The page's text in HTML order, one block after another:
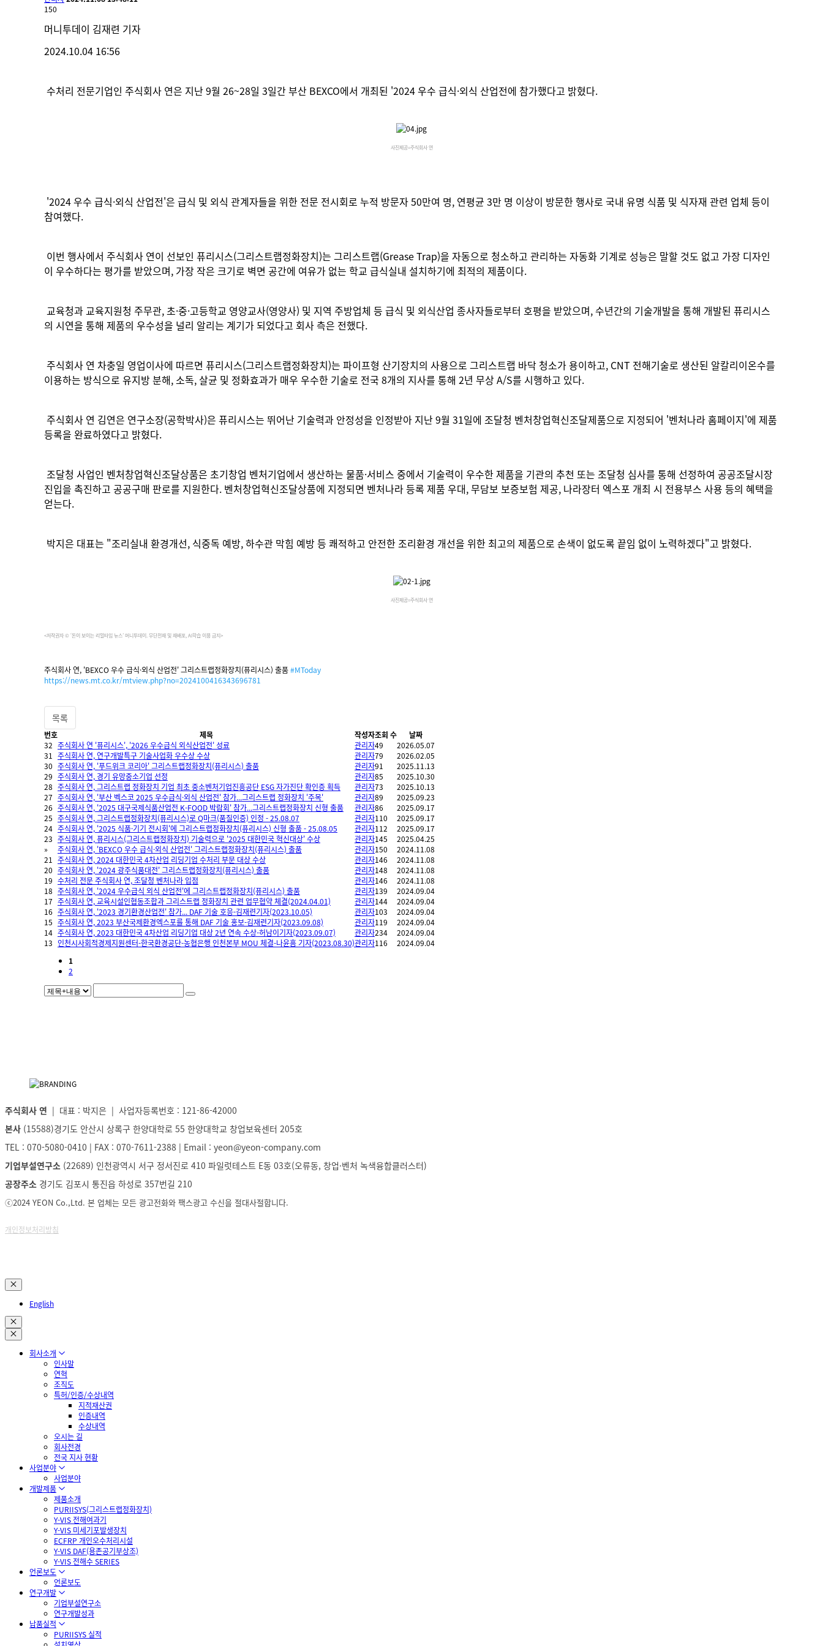
150
머니투데이 김재련 기자
2024.10.04 16:56
수처리 전문기업인 주식회사 연은 지난 9월 26~28일 3일간 부산 BEXCO에서 개최된 '2024 우수 급식·외식 산업전에 참가했다고 밝혔다.
사진제공=주식회사 연
'2024 우수 급식·외식 산업전'은 급식 및 외식 관계자들을 위한 전문 전시회로 누적 방문자 50만여 명, 연평균 3만 명 이상이 방문한 행사로 국내 유명 식품 및 식자재 관련 업체 등이
참여했다.
이번 행사에서 주식회사 연이 선보인 퓨리시스(그리스트랩정화장치)는 그리스트랩(Grease Trap)을 자동으로 청소하고 관리하는 자동화 기계로 성능은 말할 것도 없고 가장 디자인
이 우수하다는 평가를 받았으며, 가장 작은 크기로 벽면 공간에 여유가 없는 학교 급식실내 설치하기에 최적의 제품이다.
교육청과 교육지원청 주무관, 초·중·고등학교 영양교사(영양사) 및 지역 주방업체 등 급식 및 외식산업 종사자들로부터 호평을 받았으며, 수년간의 기술개발을 통해 개발된 퓨리시스
의 시연을 통해 제품의 우수성을 널리 알리는 계기가 되었다고 회사 측은 전했다.
주식회사 연 차충일 영업이사에 따르면 퓨리시스(그리스트랩정화장치)는 파이프형 산기장치의 사용으로 그리스트랩 바닥 청소가 용이하고, CNT 전해기술로 생산된 알칼리이온수를
이용하는 방식으로 유지방 분해, 소독, 살균 및 정화효과가 매우 우수한 기술로 전국 8개의 지사를 통해 2년 무상 A/S를 시행하고 있다.
주식회사 연 김연은 연구소장(공학박사)은 퓨리시스는 뛰어난 기술력과 안정성을 인정받아 지난 9월 31일에 조달청 벤처창업혁신조달제품으로 지정되어 '벤처나라 홈페이지'에 제품
등록을 완료하였다고 밝혔다.
조달청 사업인 벤처창업혁신조달상품은 초기창업 벤처기업에서 생산하는 물품·서비스 중에서 기술력이 우수한 제품을 기관의 추천 또는 조달청 심사를 통해 선정하여 공공조달시장
진입을 촉진하고 공공구매 판로를 지원한다. 벤처창업혁신조달상품에 지정되면 벤처나라 등록 제품 우대, 무담보 보증보험 제공, 나라장터 엑스포 개최 시 전용부스 사용 등의 혜택을
얻는다.
박지은 대표는 "조리실내 환경개선, 식중독 예방, 하수관 막힘 예방 등 쾌적하고 안전한 조리환경 개선을 위한 최고의 제품으로 손색이 없도록 끝임 없이 노력하겠다"고 밝혔다.
사진제공=주식회사 연
<저작권자 © ‘돈이 보이는 리얼타임 뉴스’ 머니투데이. 무단전재 및 재배포, AI학습 이용 금지>
주식회사 연, 'BEXCO 우수 급식·외식 산업전' 그리스트랩정화장치(퓨리시스) 출품#MToday
https://news.mt.co.kr/mtview.php?no=2024100416343696781
목록
번호 제목 작성자조회 수
날짜
32 주식회사 연 '퓨리시스', '2026 우수급식 외식산업전' 성료 관리자49
2026.05.07
31 주식회사 연, 연구개발특구 기술사업화 우수상 수상 관리자79
2026.02.05
30 주식회사 연, '푸드위크 코리아' 그리스트랩정화장치(퓨리시스) 출품 관리자91
2025.11.13
29 주식회사 연, 경기 유망중소기업 선정 관리자85
2025.10.30
28 주식회사 연, 그리스트랩 정화장치 기업 최초 중소벤처기업진흥공단 ESG 자가진단 확인증 획득 관리자73
2025.10.13
27 주식회사 연, '부산 벡스코 2025 우수급식·외식 산업전' 참가...그리스트랩 정화장치 '주목' 관리자89
2025.09.23
26 주식회사 연, '2025 대구국제식품산업전 K-FOOD 박람회' 참가...그리스트랩정화장치 신형 출품 관리자86
2025.09.17
25 주식회사 연, 그리스트랩정화장치(퓨리시스)로 Q마크(품질인증) 인정 - 25.08.07 관리자110
2025.09.17
24 주식회사 연, '2025 식품·기기 전시회'에 그리스트랩정화장치(퓨리시스) 신형 출품 - 25.08.05 관리자112
2025.09.17
23 주식회사 연, 퓨리시스(그리스트랩정화장치) 기술력으로 '2025 대한민국 혁신대상' 수상 관리자145
2025.04.25
»
주식회사 연, 'BEXCO 우수 급식·외식 산업전' 그리스트랩정화장치(퓨리시스) 출품 관리자150
2024.11.08
21 주식회사 연, 2024 대한민국 4차산업 리딩기업 수처리 부문 대상 수상 관리자146
2024.11.08
20 주식회사 연, '2024 광주식품대전' 그리스트랩정화장치(퓨리시스) 출품 관리자148
2024.11.08
19 수처리 전문 주식회사 연, 조달청 벤처나라 입점 관리자146
2024.11.08
18 주식회사 연, '2024 우수급식 외식 산업전'에 그리스트랩정화장치(퓨리시스) 출품 관리자139
2024.09.04
17 주식회사 연, 교육시설인협동조합과 그리스트랩 정화장치 관련 업무협약 체결(2024.04.01) 관리자144
2024.09.04
16 주식회사 연, '2023 경기환경산업전' 참가... DAF 기술 호응-김재련기자(2023.10.05) 관리자103
2024.09.04
15 주식회사 연, 2023 부산국제환경엑스포를 통해 DAF 기술 홍보-김재련기자(2023.09.08) 관리자119
2024.09.04
14 주식회사 연, 2023 대한민국 4차산업 리딩기업 대상 2년 연속 수상-허남이기자(2023.09.07) 관리자234
2024.09.04
13 인천시사회적경제지원센터-한국환경공단-농협은행 인천본부 MOU 체결-나윤흠 기자(2023.08.30)관리자116
2024.09.04
1
2
주식회사 연 | 대표 : 박지은 | 사업자등록번호 : 121-86-42000
본사 (15588)경기도 안산시 상록구 한양대학로 55 한양대학교 창업보육센터 205호
TEL : 070-5080-0410 | FAX : 070-7611-2388 | Email : yeon@yeon-company.com
기업부설연구소 (22689) 인천광역시 서구 정서진로 410 파일럿테스트 E동 03호(오류동, 창업·벤처 녹색융합클러스터)
공장주소 경기도 김포시 통진읍 하성로 357번길 210
ⓒ2024 YEON Co.,Ltd. 본 업체는 모든 광고전화와 팩스광고 수신을 절대사절합니다.
개인정보처리방침
English
회사소개
인사말
연혁
조직도
특허/인증/수상내역
지적재산권
인증내역
수상내역
오시는 길
회사전경
전국 지사 현황
사업분야
사업분야
개발제품
제품소개
PURIISYS(그리스트랩정화장치)
Y-VIS 전해여과기
Y-VIS 미세기포발생장치
ECFRP 개인오수처리시설
Y-VIS DAF(용존공기부상조)
Y-VIS 전해수 SERIES
언론보도
언론보도
연구개발
기업부설연구소
연구개발성과
납품실적
PURIISYS 실적